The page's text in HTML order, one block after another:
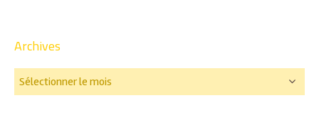
Archives